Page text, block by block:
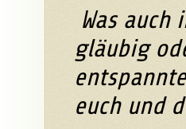
Was
gläubig
euch und